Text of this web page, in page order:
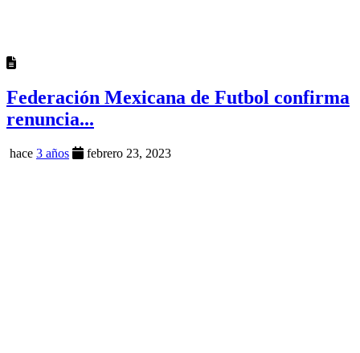
Federación Mexicana de Futbol confirma
renuncia...
hace 3 años febrero 23, 2023